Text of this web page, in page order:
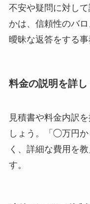
不安や疑問に対し
かは、信頼性のバ
曖昧な返答をする事
料金の説明を詳
見積書や料金内訳
しょう。「◯万円
く、詳細な費用を
す。